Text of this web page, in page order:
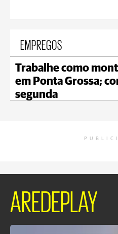
EMPREGOS
Trabalhe como
em Ponta Grossa;
segunda
AREDEPLAY